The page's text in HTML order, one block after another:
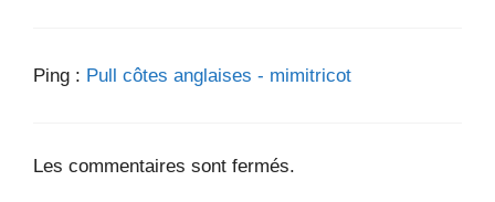
Ping : Pull côtes anglaises - mimitricot
Les commentaires sont fermés.